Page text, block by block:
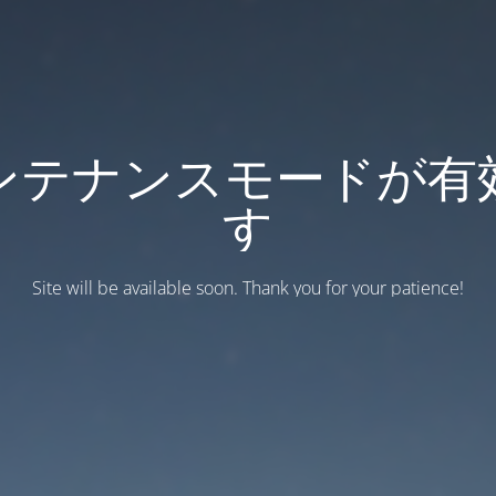
テナンスモードが有
す
Site will be available soon. Thank you for your patience!